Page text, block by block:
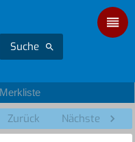
Suche
Merkliste
Zurück Nächste